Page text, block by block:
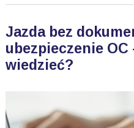
Jazda bez
ubezpieczenie OC
wiedzieć?